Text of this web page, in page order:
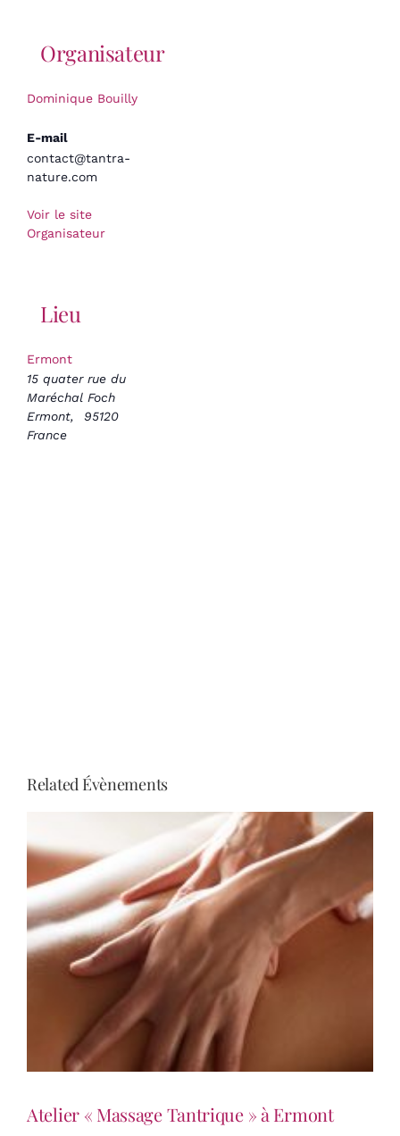
Organisateur
Dominique Bouilly
E-mail
contact@tantra-
nature.com
Voir le site
Organisateur
Lieu
Ermont
15 quater rue du
Maréchal Foch
Ermont,
95120
France
Related Évènements
Atelier « Massage Tantrique » à Ermont